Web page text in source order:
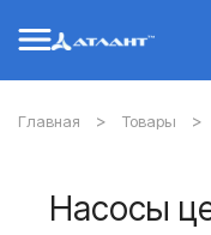
Главная Товары
Насосы